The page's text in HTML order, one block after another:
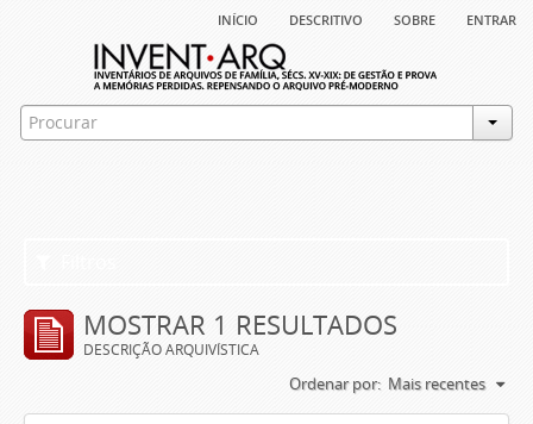
início descritivo sobre entrar
MOSTRAR 1 RESULTADOS
DESCRIÇÃO ARQUIVÍSTICA
Ordenar por: Mais recentes